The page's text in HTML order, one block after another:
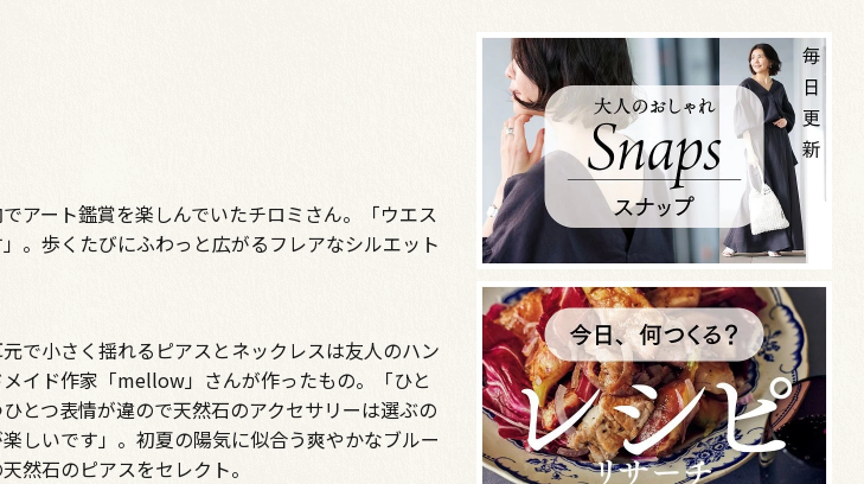
アート鑑賞を楽しんでいたチロミさん。「ウエス
。歩くたびにふわっと広がるフレアなシルエット
で小さく揺れるピアスとネックレスは友人のハン
メイド作家「mellow」さんが作ったもの。「ひと
とつ表情が違ので天然石のアクセサリーは選ぶの
しいです」。初夏の陽気に似合う爽やかなブルー
然石のピアスをセレクト。